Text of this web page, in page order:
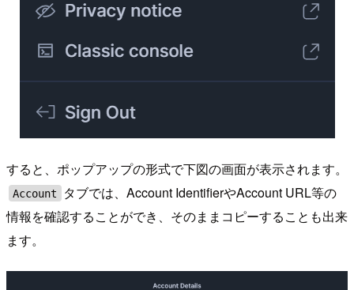
すると、ポップアップの形式で下図の画面が表示されます。
Account
タブでは、Account IdentifierやAccount URL等の
情報を確認することができ、そのままコピーすることも出来
ます。